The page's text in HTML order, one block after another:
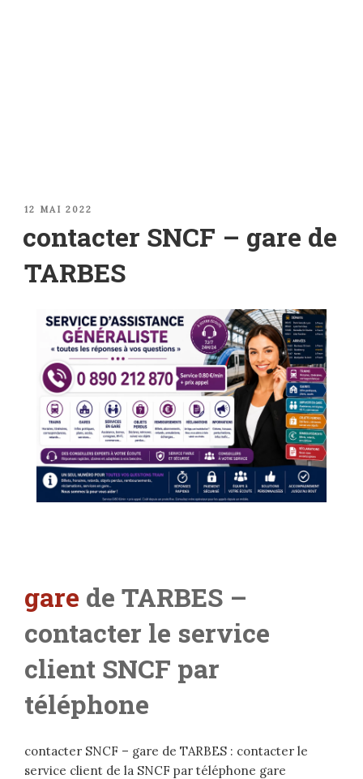
PUBLIÉ
12 MAI 2022
contacter SNCF – gare de
TARBES
gare de TARBES –
contacter le service
client SNCF par
téléphone
contacter SNCF – gare de TARBES : contacter le
service client de la SNCF par téléphone gare